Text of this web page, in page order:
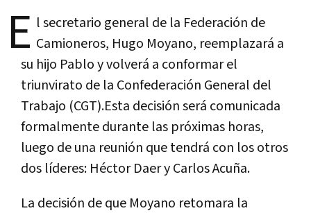
E l secretario general de la Federación de
Camioneros, Hugo Moyano, reemplazará a
su hijo Pablo y volverá a conformar el
triunvirato de la Confederación General del
Trabajo (CGT).Esta decisión será comunicada
formalmente durante las próximas horas,
luego de una reunión que tendrá con los otros
dos líderes: Héctor Daer y Carlos Acuña.
La decisión de que Moyano retomara la